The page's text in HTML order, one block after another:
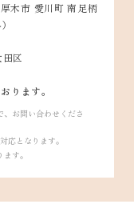
厚木市 愛川町 南足柄
区
ります。
お問い合わせくださ
応となります。
す。